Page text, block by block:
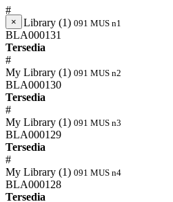
#
My Library (1) 091 MUS n1
BLA000131
Tersedia
#
My Library (1) 091 MUS n2
BLA000130
Tersedia
#
My Library (1) 091 MUS n3
BLA000129
Tersedia
#
My Library (1) 091 MUS n4
BLA000128
Tersedia
×